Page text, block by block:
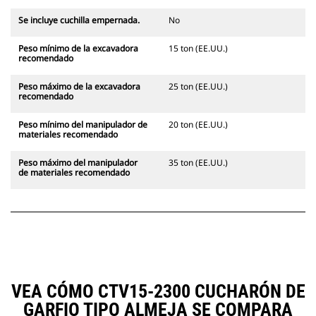
Se incluye cuchilla empernada. No
Peso mínimo de la excavadora
recomendado
15 ton (EE.UU.)
Peso máximo de la excavadora
recomendado
25 ton (EE.UU.)
Peso mínimo del manipulador de
materiales recomendado
20 ton (EE.UU.)
Peso máximo del manipulador
de materiales recomendado
35 ton (EE.UU.)
VEA CÓMO CTV15-2300 CUCHARÓN DE
GARFIO TIPO ALMEJA SE COMPARA